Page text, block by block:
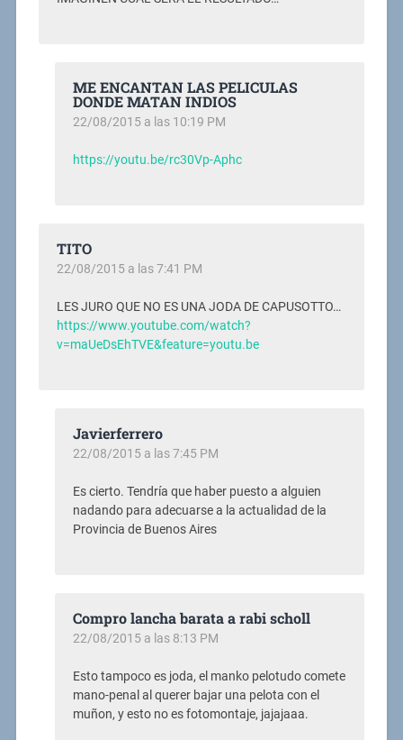
ME ENCANTAN LAS PELICULAS
DONDE MATAN INDIOS
22/08/2015 a las 10:19 PM
https://youtu.be/rc30Vp-Aphc
TITO
22/08/2015 a las 7:41 PM
LES JURO QUE NO ES UNA JODA DE CAPUSOTTO…
https://www.youtube.com/watch?
v=maUeDsEhTVE&feature=youtu.be
Javierferrero
22/08/2015 a las 7:45 PM
Es cierto. Tendría que haber puesto a alguien
nadando para adecuarse a la actualidad de la
Provincia de Buenos Aires
Compro lancha barata a rabi scholl
22/08/2015 a las 8:13 PM
Esto tampoco es joda, el manko pelotudo comete
mano-penal al querer bajar una pelota con el
muñon, y esto no es fotomontaje, jajajaaa.